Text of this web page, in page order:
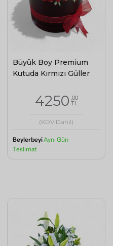
Büyük Boy Premium
Kutuda Kırmızı Güller
4250 ,00
TL
(KDV Dahil)
BeylerbeyiAynı Gün
Teslimat